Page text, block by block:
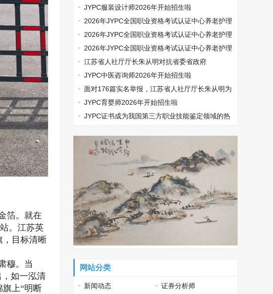
箔。就在
。江苏英
，目标清晰
穆。当
如一泓清
上“明断
JYPC服装设计师2026年开始招生啦
2026年JYPC全国职业资格考试认证中心养老护理
师开始报名啦
2026年JYPC全国职业资格考试认证中心养老护理
师开始报名啦
2026年JYPC全国职业资格考试认证中心养老护理
师开始报名啦
江苏省人社厅厅长朱从明对抗省委省政府
JYPC中医咨询师2026年开始招生啦
面对176篇实名举报，江苏省人社厅厅长朱从明为
何选择沉默
JYPC育婴师2026年开始招生啦
​JYPC证书成为我国第三方职业技能鉴定领域的热
网站分类
新闻动态
证券分析师